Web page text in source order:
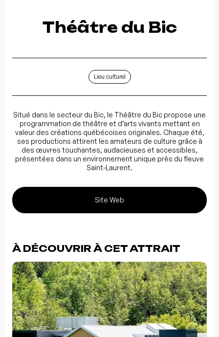
Théâtre du Bic
Lieu culturel
Situé dans le secteur du Bic, le Théâtre du Bic propose une
programmation de théâtre et d’arts vivants mettant en
valeur des créations québécoises originales. Chaque été,
ses productions attirent les amateurs de culture grâce à
des œuvres touchantes, audacieuses et accessibles,
présentées dans un environnement unique près du fleuve
Saint-Laurent.
Site Web
À DÉCOUVRIR À CET ATTRAIT